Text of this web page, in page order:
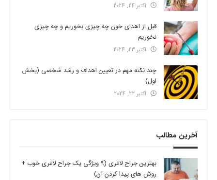
اکتبر 24, 2024
قبل از اهدای خون چه چیزی بخوریم و چه چیزی
نخوریم
اکتبر 23, 2024
چند نکته مهم در تعیین اهداف و رشد شخصی (بخش
اول)
اکتبر 22, 2024
آخرین مطالب
بهترین جراح لاغری (9 ویژگی یک جراح لاغری خوب +
روش های پیدا کردن آن)